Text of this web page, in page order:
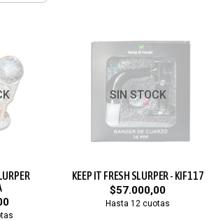
SIN STOCK
KEEP IT FRESH SLURPER - KIF117
$57.000,00
Hasta 12 cuotas